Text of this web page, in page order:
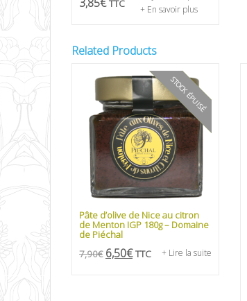
TTC
+ En savoir plus
Related Products
PROMO
STOCK ÉPUISÉ
Pâte d’olive de Nice au citron
de Menton IGP 180g – Domaine
de Piéchal
7,90€ 6,50€ TTC + Lire la suite